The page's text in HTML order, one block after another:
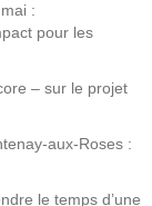
:
pour les
– sur le projet
aux-Roses :
le temps d’une